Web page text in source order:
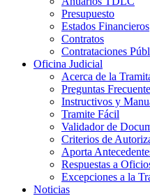
Presupuesto
Estados Financieros
Contratos
Contrataciones
Oficina Judicial
Acerca de la
Preguntas
Instructivos y
Tramite Fácil
Validador de
Criterios de
Aporta
Respuestas a
Excepciones a la
Noticias